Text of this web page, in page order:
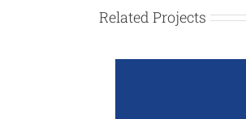
Related Projects